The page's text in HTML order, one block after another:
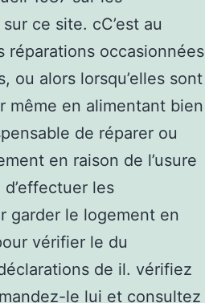
ce site. cC’est au
réparations occasionnées
ou alors lorsqu’elles sont
même en alimentant bien
de réparer ou
en raison de l’usure
les
garder le logement en
vérifier le du
de il. vérifiez
le lui et consultez